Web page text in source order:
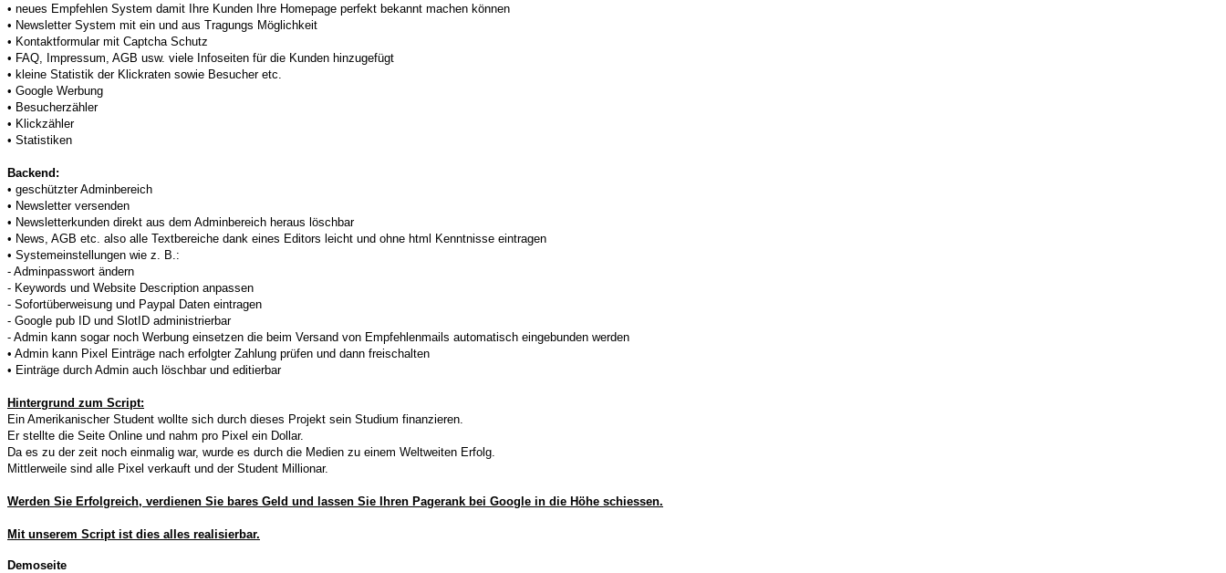
• neues Empfehlen System damit Ihre Kunden Ihre Homepage perfekt bekannt machen können
• Newsletter System mit ein und aus Tragungs Möglichkeit
• Kontaktformular mit Captcha Schutz
• FAQ, Impressum, AGB usw. viele Infoseiten für die Kunden hinzugefügt
• kleine Statistik der Klickraten sowie Besucher etc.
• Google Werbung
• Besucherzähler
• Klickzähler
• Statistiken
Backend:
• geschützter Adminbereich
• Newsletter versenden
• Newsletterkunden direkt aus dem Adminbereich heraus löschbar
• News, AGB etc. also alle Textbereiche dank eines Editors leicht und ohne html Kenntnisse eintragen
• Systemeinstellungen wie z. B.:
- Adminpasswort ändern
- Keywords und Website Description anpassen
- Sofortüberweisung und Paypal Daten eintragen
- Google pub ID und SlotID administrierbar
- Admin kann sogar noch Werbung einsetzen die beim Versand von Empfehlenmails automatisch eingebunden werden
• Admin kann Pixel Einträge nach erfolgter Zahlung prüfen und dann freischalten
• Einträge durch Admin auch löschbar und editierbar
Hintergrund zum Script:
Ein Amerikanischer Student wollte sich durch dieses Projekt sein Studium finanzieren.
Er stellte die Seite Online und nahm pro Pixel ein Dollar.
Da es zu der zeit noch einmalig war, wurde es durch die Medien zu einem Weltweiten Erfolg.
Mittlerweile sind alle Pixel verkauft und der Student Millionar.
Werden Sie Erfolgreich, verdienen Sie bares Geld und lassen Sie Ihren Pagerank bei Google in die Höhe schiessen.
Mit unserem Script ist dies alles realisierbar.
Demoseite